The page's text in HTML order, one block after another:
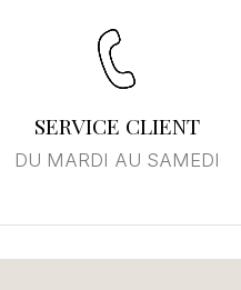
SERVICE CLIENT
DU MARDI AU SAMEDI